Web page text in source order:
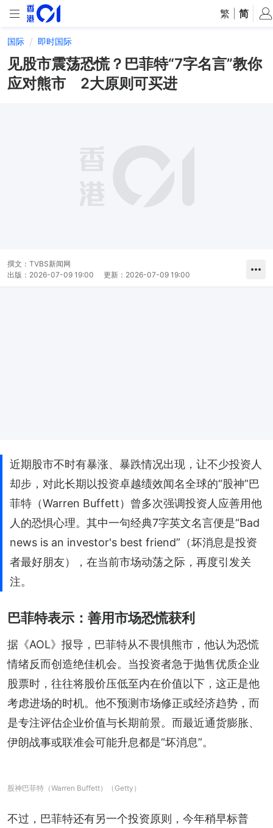
繁 简
国际 即时国际
见股市震荡恐慌？巴菲特“7字名言”教你
应对熊市 2大原则可买进
撰文： TVBS新闻网
出版： 2026-07-09 19:00 更新： 2026-07-09 19:00
近期股市不时有暴涨、暴跌情况出现，让不少投资人
却步，对此长期以投资卓越绩效闻名全球的“股神”巴
菲特（Warren Buffett）曾多次强调投资人应善用他
人的恐惧心理。其中一句经典7字英文名言便是“Bad
news is an investor's best friend”（坏消息是投资
者最好朋友），在当前市场动荡之际，再度引发关
注。
巴菲特表示：善用市场恐慌获利
据《AOL》报导，巴菲特从不畏惧熊市，他认为恐慌
情绪反而创造绝佳机会。当投资者急于抛售优质企业
股票时，往往将股价压低至内在价值以下，这正是他
考虑进场的时机。他不预测市场修正或经济趋势，而
是专注评估企业价值与长期前景。而最近通货膨胀、
伊朗战事或联准会可能升息都是“坏消息”。
股神巴菲特（Warren Buffett）（Getty）
不过，巴菲特还有另一个投资原则，今年稍早标普